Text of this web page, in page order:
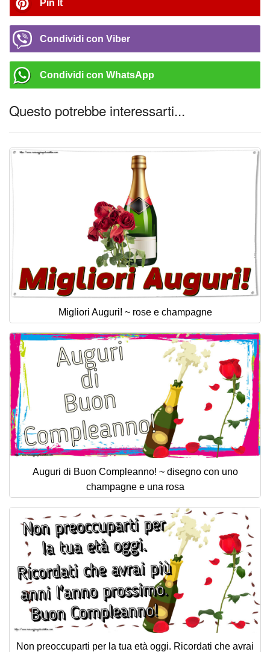
Pin It
Condividi con Viber
Condividi con WhatsApp
Questo potrebbe interessarti...
Migliori Auguri! ~ rose e champagne
Auguri di Buon Compleanno! ~ disegno con uno
champagne e una rosa
Non preoccuparti per la tua età oggi. Ricordati che avrai